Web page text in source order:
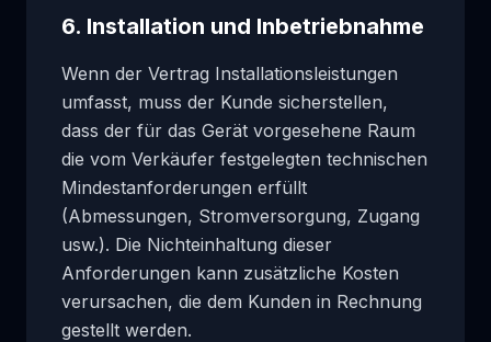
6. Installation und Inbetriebnahme
Wenn der Vertrag Installationsleistungen
umfasst, muss der Kunde sicherstellen,
dass der für das Gerät vorgesehene Raum
die vom Verkäufer festgelegten technischen
Mindestanforderungen erfüllt
(Abmessungen, Stromversorgung, Zugang
usw.). Die Nichteinhaltung dieser
Anforderungen kann zusätzliche Kosten
verursachen, die dem Kunden in Rechnung
gestellt werden.